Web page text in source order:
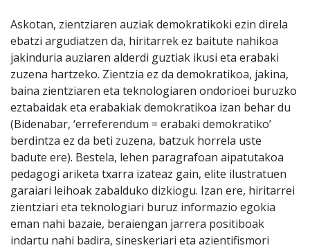
Askotan, zientziaren auziak demokratikoki ezin direla
ebatzi argudiatzen da, hiritarrek ez baitute nahikoa
jakinduria auziaren alderdi guztiak ikusi eta erabaki
zuzena hartzeko. Zientzia ez da demokratikoa, jakina,
baina zientziaren eta teknologiaren ondorioei buruzko
eztabaidak eta erabakiak demokratikoa izan behar du
(Bidenabar, ‘erreferendum = erabaki demokratiko’
berdintza ez da beti zuzena, batzuk horrela uste
badute ere). Bestela, lehen paragrafoan aipatutakoa
pedagogi ariketa txarra izateaz gain, elite ilustratuen
garaiari leihoak zabalduko dizkiogu. Izan ere, hiritarrei
zientziari eta teknologiari buruz informazio egokia
eman nahi bazaie, beraiengan jarrera positiboak
indartu nahi badira, sineskeriari eta azientifismori